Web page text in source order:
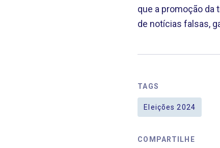
que a promoção da
de notícias falsas,
TAGS
Eleições 2024
COMPARTILHE